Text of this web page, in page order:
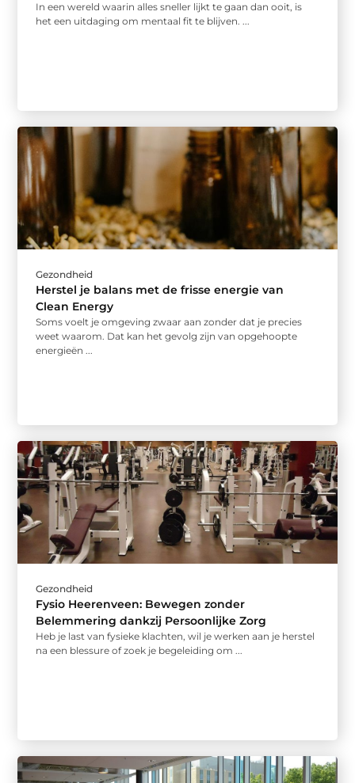
In een wereld waarin alles sneller lijkt te gaan dan ooit, is
het een uitdaging om mentaal fit te blijven. ...
Gezondheid
Herstel je balans met de frisse energie van
Clean Energy
Soms voelt je omgeving zwaar aan zonder dat je precies
weet waarom. Dat kan het gevolg zijn van opgehoopte
energieën ...
Gezondheid
Fysio Heerenveen: Bewegen zonder
Belemmering dankzij Persoonlijke Zorg
Heb je last van fysieke klachten, wil je werken aan je herstel
na een blessure of zoek je begeleiding om ...